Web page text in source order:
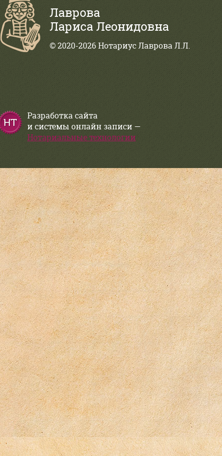
Лаврова
Лариса Леонидовна
© 2020-2026 Нотариус Лаврова Л.Л.
Разработка сайта
и системы онлайн записи —
Нотариальные технологии